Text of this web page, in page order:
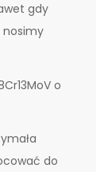
gdy
nosimy
o
do